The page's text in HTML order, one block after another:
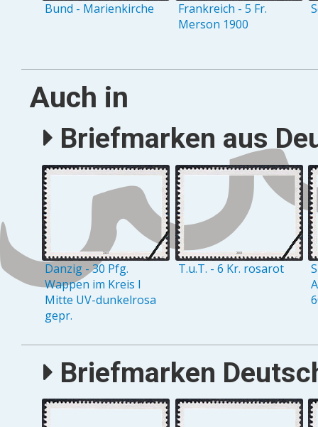
Bund - Marienkirche
Frankreich - 5 Fr.
Merson 1900
Auch in
Briefmarken aus
Danzig - 30 Pfg.
Wappen im Kreis I
Mitte UV-dunkelrosa
gepr.
T.u.T. - 6 Kr. rosarot
Briefmarken